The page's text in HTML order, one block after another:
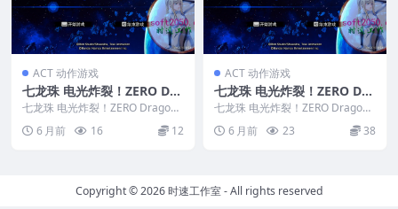
ACT 动作游戏
七龙珠 电光炸裂！ZERO Dra
gon Ball: Sparking! Zero
WIN游戏 PC电脑游戏 适配系
统WINDOWS
七龙珠 电光炸裂！ZERO Dragon
6 月前 16 12
ACT 动作游戏
七龙珠 电光炸裂！ZERO Dra
gon Ball: Sparking! Zero M
AC游戏 苹果电脑游戏 适配苹
果OS系统macOS
七龙珠 电光炸裂！ZERO Dragon
6 月前 23 38
Copyright © 2026时速工作室- All rights reserved